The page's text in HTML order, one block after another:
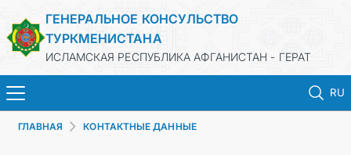
ГЕНЕРАЛЬНОЕ КОНСУЛЬСТВО
ТУРКМЕНИСТАНА
ИСЛАМСКАЯ РЕСПУБЛИКА АФГАНИСТАН - ГЕРАТ
RU
ГЛАВНАЯ
ГЛАВНАЯ КОНТАКТНЫЕ ДАННЫЕ